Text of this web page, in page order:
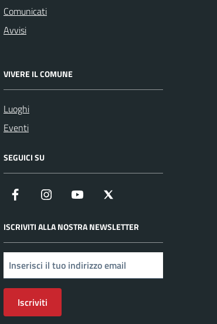
Comunicati
Avvisi
VIVERE IL COMUNE
Luoghi
Eventi
SEGUICI SU
Facebook Instagram YouTube
ISCRIVITI ALLA NOSTRA NEWSLETTER